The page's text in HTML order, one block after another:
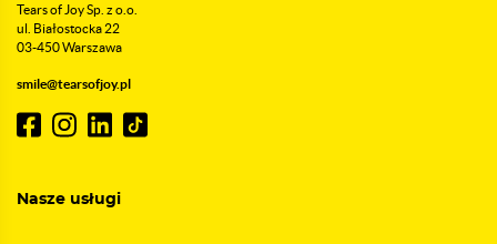
Tears of Joy Sp. z o.o.
ul. Białostocka 22
03-450 Warszawa
smile@tearsofjoy.pl
Nasze usługi